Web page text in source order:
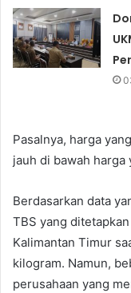
Pasalnya, harga
jauh di bawah
Berdasarkan data
TBS yang
Kalimantan Timur
kilogram. Namun,
perusahaan yang